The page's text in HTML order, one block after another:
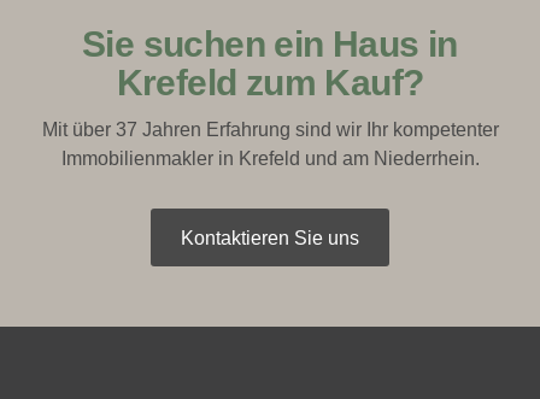
Sie suchen ein Haus in
Krefeld zum Kauf?
Mit über 37 Jahren Erfahrung sind wir Ihr kompetenter
Immobilienmakler in Krefeld und am Niederrhein.
Kontaktieren Sie uns